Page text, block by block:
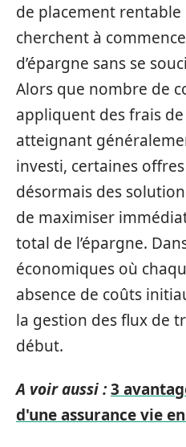
de placement
cherchent à
d’épargne sans se
Alors que nombre de
appliquent des frais
atteignant
investi, certaines
désormais des
de maximiser
total de l’épargne.
économiques où
absence de coûts
la gestion des flux de
début.
A voir aussi :3
d'une assurance vie